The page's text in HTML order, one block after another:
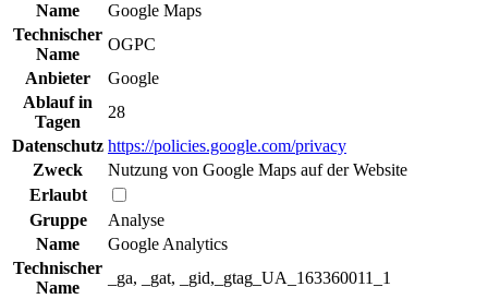
Name
Google Maps
Technischer
Name
OGPC
Anbieter
Google
Ablauf in
Tagen
28
Datenschutz https://policies.google.com/privacy
Zweck
Nutzung von Google Maps auf der Website
Erlaubt
Gruppe
Analyse
Name
Google Analytics
Technischer
Name
_ga, _gat, _gid,_gtag_UA_163360011_1